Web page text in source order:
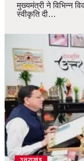
मुख्यमंत्री ने विभिन्न
स्वीकृति दी…